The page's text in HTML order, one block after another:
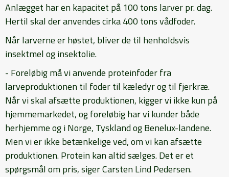
Anlægget har en kapacitet på 100 tons larver pr. dag.
Hertil skal der anvendes cirka 400 tons vådfoder.
Når larverne er høstet, bliver de til henholdsvis
insektmel og insektolie.
- Foreløbig må vi anvende proteinfoder fra
larveproduktionen til foder til kæledyr og til fjerkræ.
Når vi skal afsætte produktionen, kigger vi ikke kun på
hjemmemarkedet, og foreløbig har vi kunder både
herhjemme og i Norge, Tyskland og Benelux-landene.
Men vi er ikke betænkelige ved, om vi kan afsætte
produktionen. Protein kan altid sælges. Det er et
spørgsmål om pris, siger Carsten Lind Pedersen.